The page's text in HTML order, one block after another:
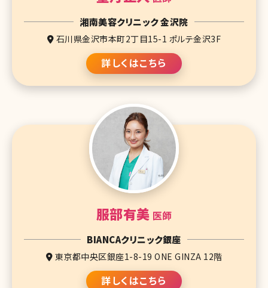
湘南美容クリニック 金沢院
石川県金沢市本町2丁目15-1 ポルテ金沢3F
詳しくはこちら
服部有美 医師
BIANCAクリニック銀座
東京都中央区銀座1-8-19 ONE GINZA 12階
詳しくはこちら